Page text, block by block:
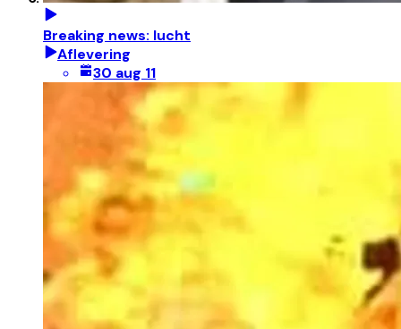
Breaking news: lucht
Aflevering
30 aug 11